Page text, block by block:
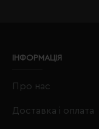
ІНФОРМАЦІЯ
Про нас
Доставка і оплата